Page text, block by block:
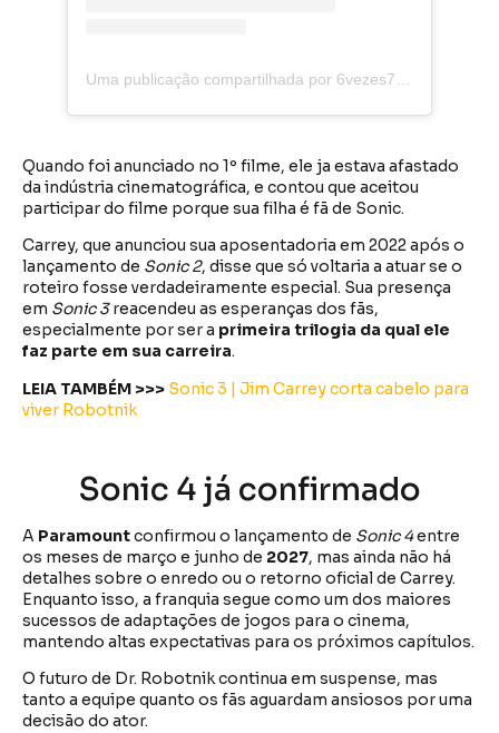
Quando foi anunciado no 1º filme, ele ja estava afastado
da indústria cinematográfica, e contou que aceitou
participar do filme porque sua filha é fã de Sonic.
Carrey, que anunciou sua aposentadoria em 2022 após o
lançamento de Sonic 2, disse que só voltaria a atuar se o
roteiro fosse verdadeiramente especial. Sua presença
em Sonic 3reacendeu as esperanças dos fãs,
especialmente por ser a primeira trilogia da qual ele
faz parte em sua carreira.
LEIA TAMBÉM >>> Sonic 3 | Jim Carrey corta cabelo para
viver Robotnik
Sonic 4 já confirmado
A Paramountconfirmou o lançamento de Sonic 4entre
os meses de março e junho de 2027, mas ainda não há
detalhes sobre o enredo ou o retorno oficial de Carrey.
Enquanto isso, a franquia segue como um dos maiores
sucessos de adaptações de jogos para o cinema,
mantendo altas expectativas para os próximos capítulos.
O futuro de Dr. Robotnik continua em suspense, mas
tanto a equipe quanto os fãs aguardam ansiosos por uma
decisão do ator.